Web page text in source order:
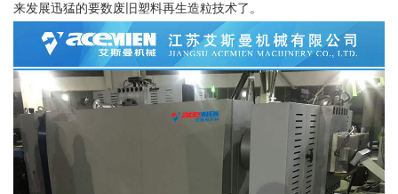
来发展迅猛的要数废旧塑料再生造粒技术了。